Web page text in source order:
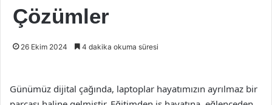
Çözümler
26 Ekim 2024 4 dakika okuma süresi
Günümüz dijital çağında, laptoplar hayatımızın ayrılmaz bir